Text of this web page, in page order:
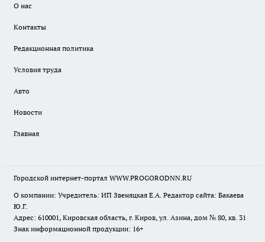
О нас
Контакты
Редакционная политика
Условия труда
Авто
Новости
Главная
Городской интернет-портал WWW.PROGORODNN.RU
О компании: Учредитель: ИП Звеняцкая Е.А. Редактор сайта: Бакаева
Ю.Г.
Адрес: 610001, Кировская область, г. Киров, ул. Азина, дом № 80, кв. 31
Знак информационной продукции: 16+